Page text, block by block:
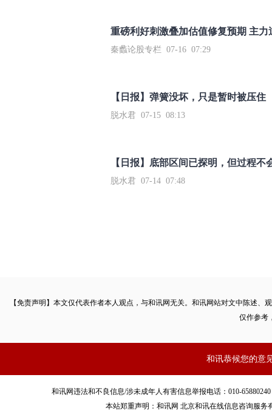
秦蠡论股专栏 07-16 07:29
【日报】弹簧没坏，只是暂时被压住
脱水君 07-15 08:13
【日报】底部区间已探明，但过程不
脱水君 07-14 07:48
【免责声明】本文仅代表作者本人观点，与和讯网无关。和讯网站对文中陈述
仅作参考
和讯恭候您的意
和讯网违法和不良信息/涉未成年人有害信息举报电话：010-
本站郑重声明：和讯网 北京和讯在线信息咨询服